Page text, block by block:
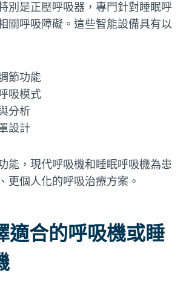
別是正壓呼吸器，專門針對睡眠呼
關呼吸障礙。這些智能設備具有以
節功能
吸模式
分析
設計
能，現代呼吸機和睡眠呼吸機為患
更個人化的呼吸治療方案。
適合的呼吸機或睡